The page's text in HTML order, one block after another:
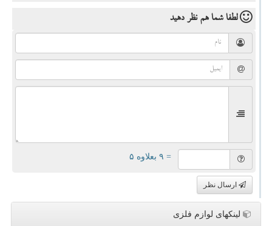
لطفا شما همنظر دهید
= ۹ بعلاوه ۵
ارسال نظر
لینکهای لوازم فلزی